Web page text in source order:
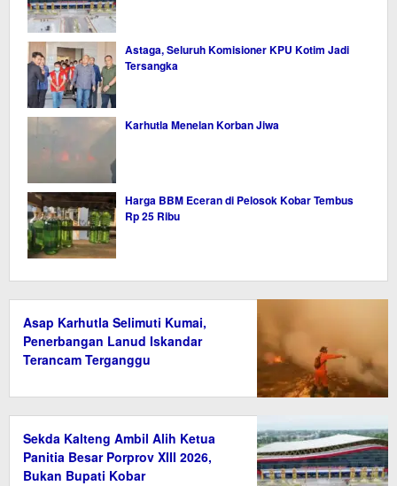
Astaga, Seluruh Komisioner KPU Kotim Jadi
Tersangka
Karhutla Menelan Korban Jiwa
Harga BBM Eceran di Pelosok Kobar Tembus
Rp 25 Ribu
Asap Karhutla Selimuti Kumai,
Penerbangan Lanud Iskandar
Terancam Terganggu
Sekda Kalteng Ambil Alih Ketua
Panitia Besar Porprov XIII 2026,
Bukan Bupati Kobar